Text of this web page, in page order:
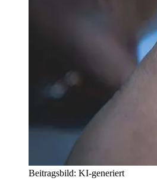
Beitragsbild: KI-generiert